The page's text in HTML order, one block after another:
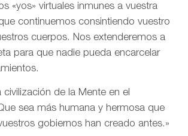
«yos» virtuales inmunes a vuestra
continuemos consintiendo vuestro
cuerpos. Nos extenderemos a
para que nadie pueda encarcelar
civilización de la Mente en el
sea más humana y hermosa que
gobiernos han creado antes.»